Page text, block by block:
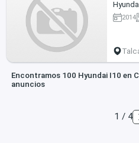
2014
Encontramos 100 Hyundai I10 en
anuncios
1 / 4